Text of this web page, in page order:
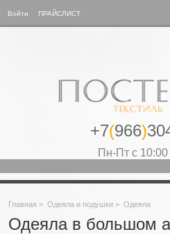
Войти ПРАЙСЛИСТ
+7(966)
Пн-Пт с
Главная > Одеяла и подушки > Одеяла
Одеяла в большом